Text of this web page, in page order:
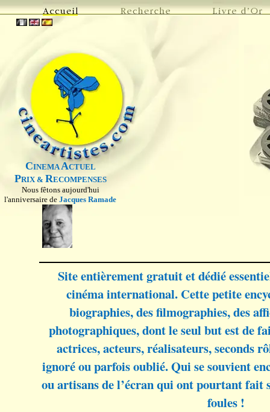
CINEMAACTUEL
PRIX & RECOMPENSES
Nous fêtons aujourd'hui
l'anniversaire de Jacques Ramade
Site entièrement gratuit et dédié
cinéma international. Cette petite
biographies, des filmographies, des
photographiques, dont le seul but est de
actrices, acteurs, réalisateurs, seconds
ignoré ou parfois oublié. Qui se souvient
ou artisans de l’écran qui ont pourtant fait
foules !